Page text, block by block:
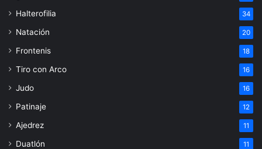
Halterofilia 34
Natación 20
Frontenis 18
Tiro con Arco 16
Judo 16
Patinaje 12
Ajedrez 11
Duatlón 11